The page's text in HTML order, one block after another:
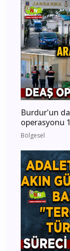
Burdur'un
operasyonu
Bölgesel